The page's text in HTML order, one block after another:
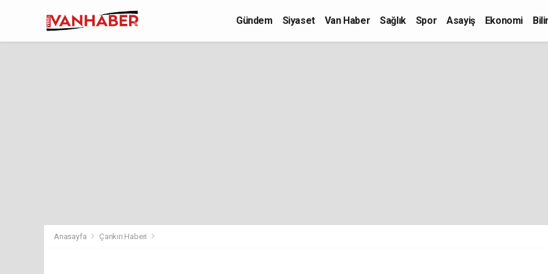
Gündem Siyaset Van Haber Sağlık Spor Asayiş Ekonomi
Anasayfa Çankırı Haberi